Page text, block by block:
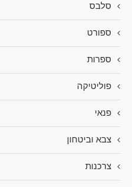
סלבס
ספורט
ספרות
פוליטיקה
פנאי
צבא וביטחון
צרכנות